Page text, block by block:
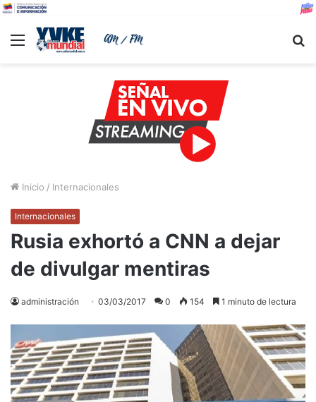
Menu
Inicio / Internacionales
Internacionales
Rusia exhortó a CNN a dejar
de divulgar mentiras
administración 03/03/2017 0 154 1 minuto de lectura